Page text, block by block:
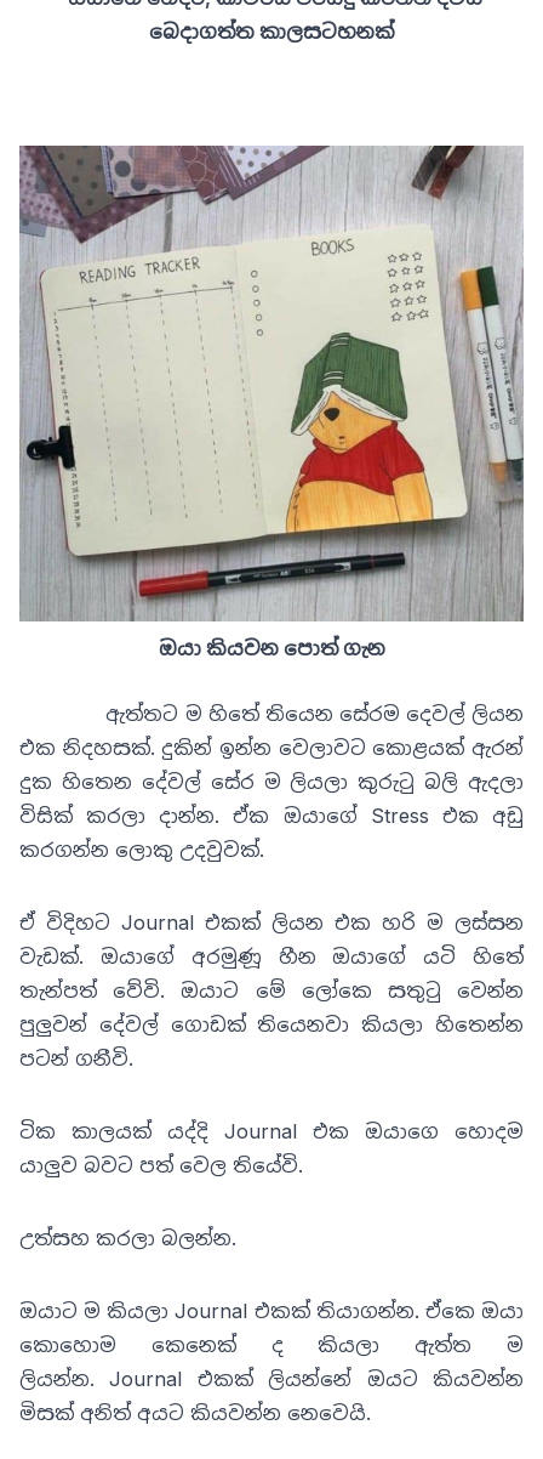
බෙදාගත්ත කාලසටහනක්
ඔයා කියවන පොත් ගැන
ඇත්තට ම හිතේ තියෙන සේරම දෙවල් ලියන
එක නිදහසක්. දුකින් ඉන්න වෙලාවට කොළයක් ඇරන්
දුක හිතෙන දේවල් සේර ම ලියලා කුරුටු බලි ඇදලා
විසික් කරලා දාන්න. ඒක ඔයාගේ Stress එක අඩු
කරගන්න ලොකු උදවුවක්.
ඒ විදිහට Journal එකක් ලියන එක හරි ම ලස්සන
වැඩක්. ඔයාගේ අරමුණූ හීන ඔයාගේ යටි හිතේ
තැන්පත් වේවි. ඔයාට මේ ලෝකෙ සතුටු වෙන්න
පුලුවන් දේවල් ගොඩක් තියෙනවා කියලා හිතෙන්න
පටන් ගනීවි.
ටික කාලයක් යද්දි Journal එක ඔයාගෙ හොදම
යාලුව බවට පත් වෙල තියේවි.
උත්සහ කරලා බලන්න.
ඔයාට ම කියලා Journal එකක් තියාගන්න. ඒකෙ ඔයා
කොහොම කෙනෙක් ද කියලා ඇත්ත ම
ලියන්න. Journal එකක් ලියන්නේ ඔයට කියවන්න
මිසක් අනිත් අයට කියවන්න නෙවෙයි.